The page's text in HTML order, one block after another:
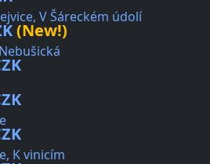
V Šáreckém údolí
(New!)
K vinicím